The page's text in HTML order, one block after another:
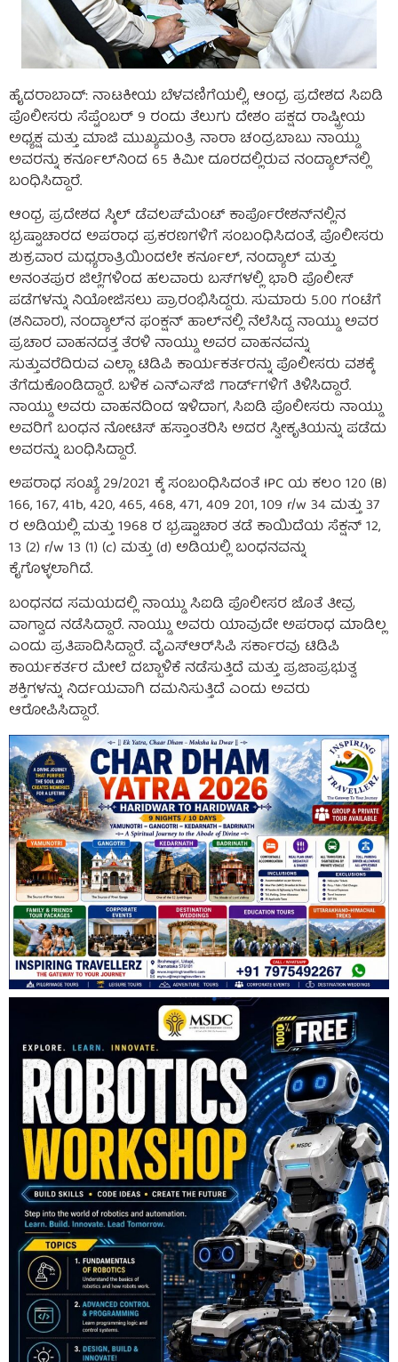
ಹೈದರಾಬಾದ್: ನಾಟಕೀಯ ಬೆಳವಣಿಗೆಯಲ್ಲಿ, ಆಂಧ್ರ ಪ್ರದೇಶದ ಸಿಐಡಿ
ಪೊಲೀಸರು ಸೆಪ್ಟೆಂಬರ್ 9 ರಂದು ತೆಲುಗು ದೇಶಂ ಪಕ್ಷದ ರಾಷ್ಟ್ರೀಯ
ಅಧ್ಯಕ್ಷ ಮತ್ತು ಮಾಜಿ ಮುಖ್ಯಮಂತ್ರಿ ನಾರಾ ಚಂದ್ರಬಾಬು ನಾಯ್ಡು
ಅವರನ್ನು ಕರ್ನೂಲ್‌ನಿಂದ 65 ಕಿಮೀ ದೂರದಲ್ಲಿರುವ ನಂದ್ಯಾಲ್‌ನಲ್ಲಿ
ಬಂಧಿಸಿದ್ದಾರೆ.
ಆಂಧ್ರ ಪ್ರದೇಶದ ಸ್ಕಿಲ್ ಡೆವಲಪ್‌ಮೆಂಟ್ ಕಾರ್ಪೊರೇಶನ್‌ನಲ್ಲಿನ
ಭ್ರಷ್ಟಾಚಾರದ ಅಪರಾಧ ಪ್ರಕರಣಗಳಿಗೆ ಸಂಬಂಧಿಸಿದಂತೆ, ಪೊಲೀಸರು
ಶುಕ್ರವಾರ ಮಧ್ಯರಾತ್ರಿಯಿಂದಲೇ ಕರ್ನೂಲ್, ನಂದ್ಯಾಲ್ ಮತ್ತು
ಅನಂತಪುರ ಜಿಲ್ಲೆಗಳಿಂದ ಹಲವಾರು ಬಸ್‌ಗಳಲ್ಲಿ ಭಾರಿ ಪೊಲೀಸ್
ಪಡೆಗಳನ್ನು ನಿಯೋಜಿಸಲು ಪ್ರಾರಂಭಿಸಿದ್ದರು. ಸುಮಾರು 5.00 ಗಂಟೆಗೆ
(ಶನಿವಾರ), ನಂದ್ಯಾಲ್‌ನ ಫಂಕ್ಷನ್ ಹಾಲ್‌ನಲ್ಲಿ ನೆಲೆಸಿದ್ದ ನಾಯ್ಡು ಅವರ
ಪ್ರಚಾರ ವಾಹನದತ್ತ ತೆರಳಿ ನಾಯ್ಡು ಅವರ ವಾಹನವನ್ನು
ಸುತ್ತುವರೆದಿರುವ ಎಲ್ಲಾ ಟಿಡಿಪಿ ಕಾರ್ಯಕರ್ತರನ್ನು ಪೊಲೀಸರು ವಶಕ್ಕೆ
ತೆಗೆದುಕೊಂಡಿದ್ದಾರೆ. ಬಳಿಕ ಎನ್‌ಎಸ್‌ಜಿ ಗಾರ್ಡ್‌ಗಳಿಗೆ ತಿಳಿಸಿದ್ದಾರೆ.
ನಾಯ್ಡು ಅವರು ವಾಹನದಿಂದ ಇಳಿದಾಗ, ಸಿಐಡಿ ಪೊಲೀಸರು ನಾಯ್ಡು
ಅವರಿಗೆ ಬಂಧನ ನೋಟಿಸ್ ಹಸ್ತಾಂತರಿಸಿ ಅದರ ಸ್ವೀಕೃತಿಯನ್ನು ಪಡೆದು
ಅವರನ್ನು ಬಂಧಿಸಿದ್ದಾರೆ.
ಅಪರಾಧ ಸಂಖ್ಯೆ 29/2021 ಕ್ಕೆ ಸಂಬಂಧಿಸಿದಂತೆ IPC ಯ ಕಲಂ 120 (B)
166, 167, 41b, 420, 465, 468, 471, 409 201, 109 r/w 34 ಮತ್ತು 37
ರ ಅಡಿಯಲ್ಲಿ ಮತ್ತು 1968 ರ ಭ್ರಷ್ಟಾಚಾರ ತಡೆ ಕಾಯಿದೆಯ ಸೆಕ್ಷನ್ 12,
13 (2) r/w 13 (1) (c) ಮತ್ತು (d) ಅಡಿಯಲ್ಲಿ ಬಂಧನವನ್ನು
ಕೈಗೊಳ್ಳಲಾಗಿದೆ.
ಬಂಧನದ ಸಮಯದಲ್ಲಿ ನಾಯ್ಡು ಸಿಐಡಿ ಪೊಲೀಸರ ಜೊತೆ ತೀವ್ರ
ವಾಗ್ವಾದ ನಡೆಸಿದ್ದಾರೆ. ನಾಯ್ಡು ಅವರು ಯಾವುದೇ ಅಪರಾಧ ಮಾಡಿಲ್ಲ
ಎಂದು ಪ್ರತಿಪಾದಿಸಿದ್ದಾರೆ. ವೈಎಸ್‌ಆರ್‌ಸಿಪಿ ಸರ್ಕಾರವು ಟಿಡಿಪಿ
ಕಾರ್ಯಕರ್ತರ ಮೇಲೆ ದಬ್ಬಾಳಿಕೆ ನಡೆಸುತ್ತಿದೆ ಮತ್ತು ಪ್ರಜಾಪ್ರಭುತ್ವ
ಶಕ್ತಿಗಳನ್ನು ನಿರ್ದಯವಾಗಿ ದಮನಿಸುತ್ತಿದೆ ಎಂದು ಅವರು
ಆರೋಪಿಸಿದ್ದಾರೆ.